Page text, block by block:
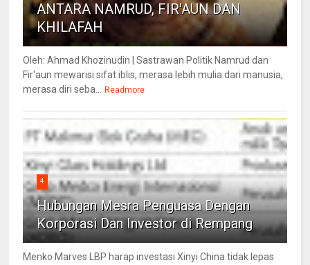
ANTARA NAMRUD, FIR'AUN DAN
KHILAFAH
Oleh: Ahmad Khozinudin | Sastrawan Politik Namrud dan
Fir'aun mewarisi sifat iblis, merasa lebih mulia dari manusia,
merasa diri seba... Readmore
4
Hubungan Mesra Penguasa Dengan
Korporasi Dan Investor di Rempang
Menko Marves LBP harap investasi Xinyi China tidak lepas